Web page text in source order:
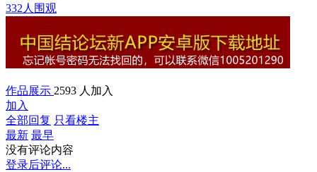
332人围观
作品展示 2593 人加入
加入
全部回复 只看楼主
最新 最早
没有评论内容
登录后评论...